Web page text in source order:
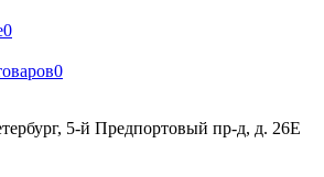
0
0
5-й Предпортовый пр-д, д. 26Е